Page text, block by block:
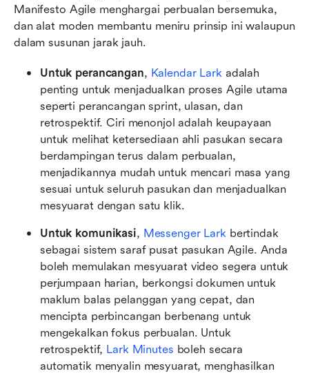
Manifesto Agile menghargai perbualan bersemuka,
dan alat moden membantu meniru prinsip ini walaupun
dalam susunan jarak jauh.
Untuk perancangan, Kalendar Lark adalah
penting untuk menjadualkan proses Agile utama
seperti perancangan sprint, ulasan, dan
retrospektif. Ciri menonjol adalah keupayaan
untuk melihat ketersediaan ahli pasukan secara
berdampingan terus dalam perbualan,
menjadikannya mudah untuk mencari masa yang
sesuai untuk seluruh pasukan dan menjadualkan
mesyuarat dengan satu klik.
Untuk komunikasi, Messenger Lark bertindak
sebagai sistem saraf pusat pasukan Agile. Anda
boleh memulakan mesyuarat video segera untuk
perjumpaan harian, berkongsi dokumen untuk
maklum balas pelanggan yang cepat, dan
mencipta perbincangan berbenang untuk
mengekalkan fokus perbualan. Untuk
retrospektif, Lark Minutes boleh secara
automatik menyalin mesyuarat, menghasilkan